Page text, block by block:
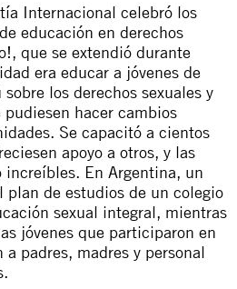
Internacional celebró los
educación en derechos
, que se extendió durante
era educar a jóvenes de
los derechos sexuales y
hacer cambios
Se capacitó a cientos
apoyo a otros, y las
increíbles. En Argentina, un
plan de estudios de un colegio
sexual integral, mientras
jóvenes que participaron en
padres, madres y personal